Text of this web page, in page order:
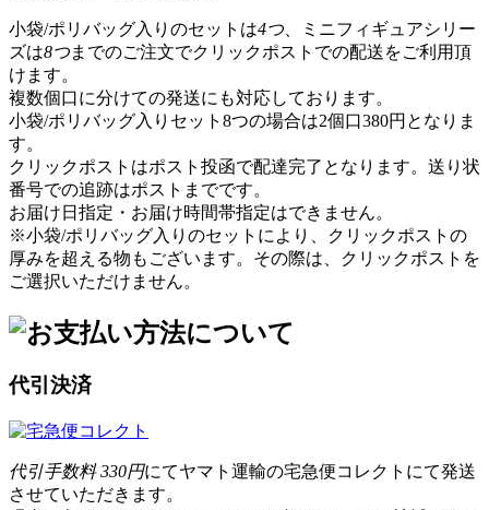
小袋/ポリバッグ入りのセットは4つ 、ミニフィギュアシリー
ズは8つまでのご注文でクリックポストでの配送をご利用頂
けます。
複数個口に分けての発送にも対応しております。
小袋/ポリバッグ入りセット8つの場合は2個口380円となりま
す。
クリックポストはポスト投函で配達完了となります。送り状
番号での追跡はポストまでです。
お届け日指定・お届け時間帯指定はできません。
※小袋/ポリバッグ入りのセットにより、クリックポストの
厚みを超える物もございます。その際は、クリックポストを
ご選択いただけません。
代引決済
代引手数料 330円にてヤマト運輸の宅急便コレクトにて発送
させていただきます。